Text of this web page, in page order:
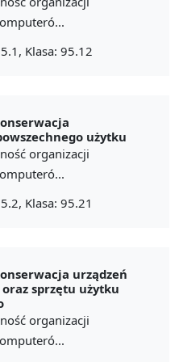
Klasa: 95.12
użytku
organizacji
Klasa: 95.21
urządzeń
sprzętu użytku
organizacji